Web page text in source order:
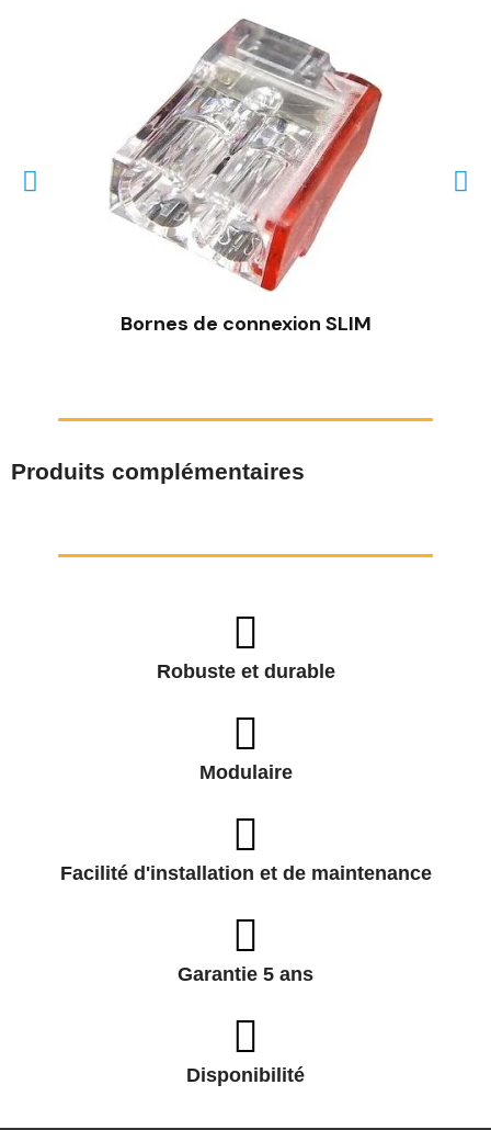
Bornes de connexion SLIM
Produits complémentaires
Robuste et durable
Modulaire
Facilité d'installation et de maintenance
Garantie 5 ans
Disponibilité